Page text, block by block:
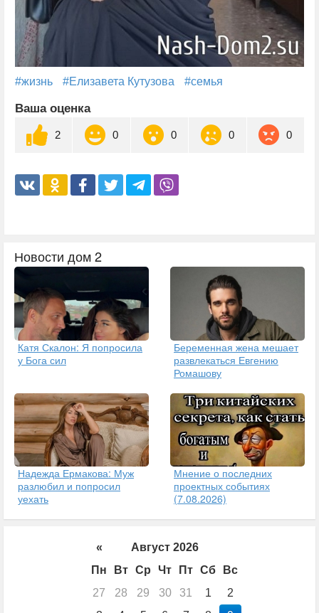
#жизнь #Елизавета Кутузова #семья
Ваша оценка
2 0 0 0 0
Новости дом 2
Катя Скалон: Я попросила
у Бога сил
Беременная жена мешает
развлекаться Евгению
Ромашову
Надежда Ермакова: Муж
разлюбил и попросил
уехать
Мнение о последних
проектных событиях
(7.08.2026)
«
Август 2026
Пн
Вт Ср Чт Пт Сб
Вс
27
28 29 30 31 1
2